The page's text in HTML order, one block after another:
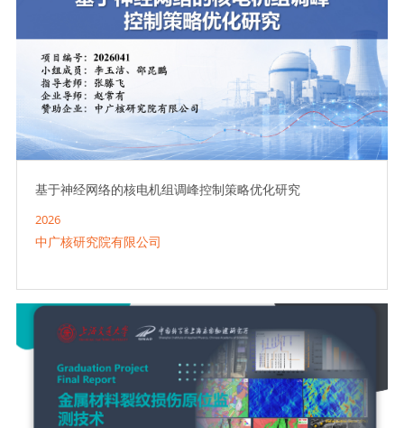
基于神经网络的核电机组调峰控制策略优化研究
2026
中广核研究院有限公司